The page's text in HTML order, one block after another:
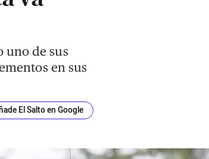
uno de sus
en sus
El Salto en Google